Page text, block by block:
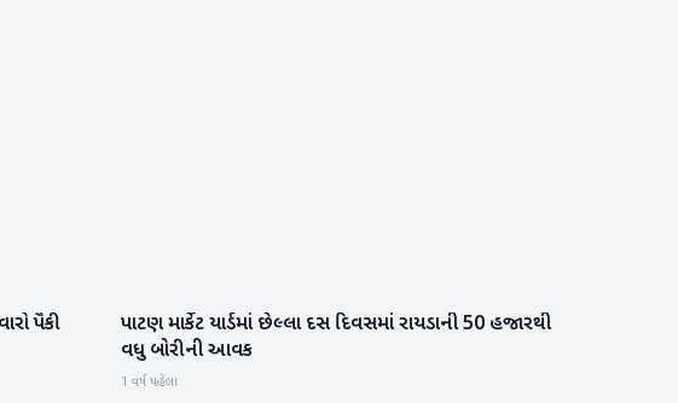
પૈકી
પાટણ
પાટણ માર્કેટ યાર્ડમાં છેલ્લા દસ દિવસમાં રાયડાની 50 હજારથી
વધુ બોરીની આવક
1 વર્ષ પહેલા